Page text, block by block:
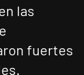
las
fuertes